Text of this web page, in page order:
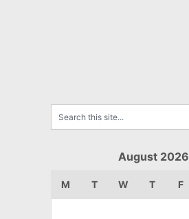
August 2026
M T W T F